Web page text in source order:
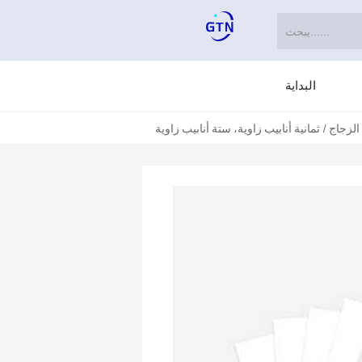
البداية
/ثمانية أنابيب زاوية، ستة أنابيب زاوية